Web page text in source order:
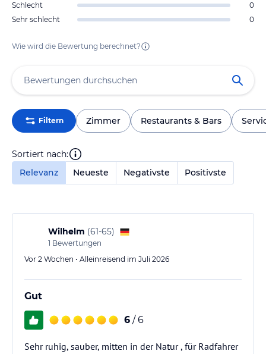
Schlecht
0
Sehr schlecht
0
Wie wird die Bewertung berechnet?
Filtern Zimmer Restaurants & Bars
Sortiert nach:
Relevanz
Neueste Negativste Positivste
Wilhelm (61-65)
1 Bewertungen
Vor 2 Wochen • Alleinreisend im Juli 2026
Gut
6 / 6
Sehr ruhig, sauber, mitten in der Natur , für Radfahrer